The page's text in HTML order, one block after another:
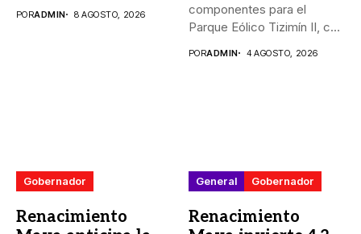
PORADMIN 8 AGOSTO, 2026
componentes para el
Parque Eólico Tizimín II, con
PORADMIN 4 AGOSTO, 2026
Gobernador
Renacimiento
General Gobernador
Renacimiento